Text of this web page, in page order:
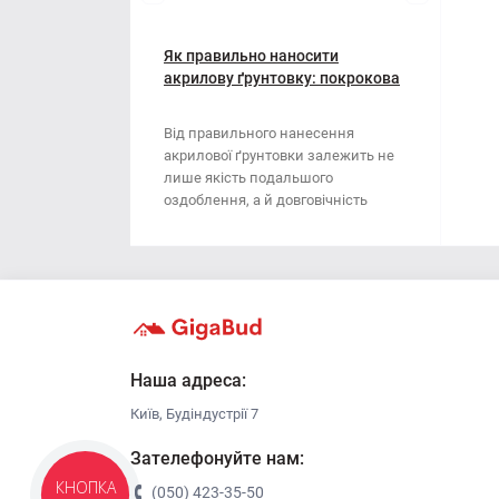
Наждачний папір
Стрічка
Викрутка
Губки для шліфування
Кліщі
Ключі
Лопата
Як правильно наносити
акрилову ґрунтовку: покрокова
Від правильного нанесення
акрилової ґрунтовки залежить не
лише якість подальшого
оздоблення, а й довговічність
Наша адреса:
Київ, Будіндустрії 7
Зателефонуйте нам:
(050) 423-35-50
КНОПКА